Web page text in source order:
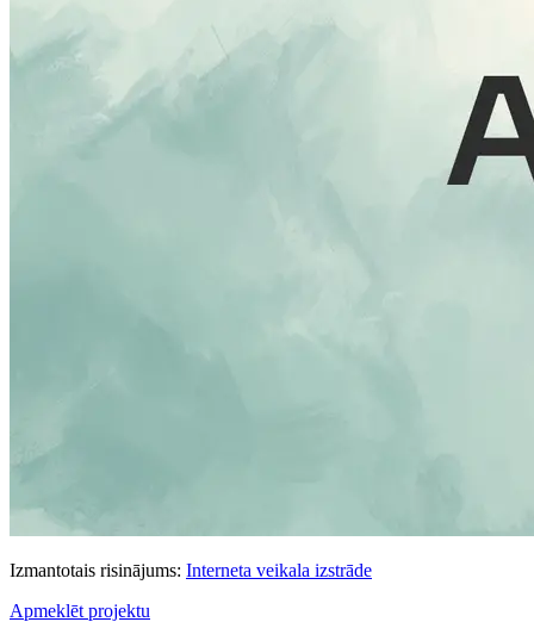
Izmantotais risinājums: Interneta veikala izstrāde
Apmeklēt projektu